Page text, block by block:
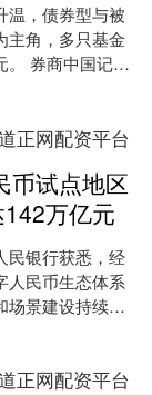
温，债券型与被
主角，多只基金
。 券商中国记者
稳坐“红包大
正网配资平台
币试点地区
万亿元
民银行获悉，经
人民币生态体系
场景建设持续深
试点地区累计交
正网配资平台